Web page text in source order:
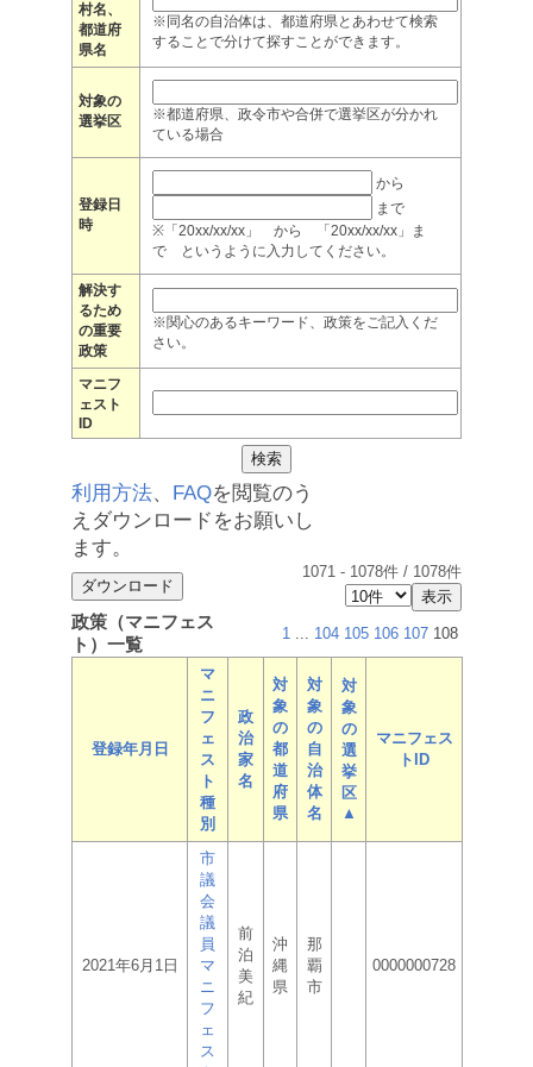
村名、
都道府
県名
※同名の自治体は、都道府県とあわせて検索
することで分けて探すことができます。
対象の
選挙区
※都道府県、政令市や合併で選挙区が分かれ
ている場合
登録日
時
から
まで
※「20xx/xx/xx」 から 「20xx/xx/xx」ま
で というように入力してください。
解決す
るため
の重要
政策
※関心のあるキーワード、政策をご記入くだ
さい。
マニフ
ェスト
ID
利用方法、 FAQを閲覧のう
えダウンロードをお願いし
ます。
1071 - 1078件 / 1078件
政策（マニフェス
ト）一覧
1 ... 104 105 106 107 108
登録年月日
マ
ニ
フ
ェ
ス
ト
種
別
政
治
家
名
対
象
の
都
道
府
県
対
象
の
自
治
体
名
対
象
の
選
挙
区
▲
マニフェス
トID
2021年6月1日
市
議
会
議
員
マ
ニ
フ
ェ
ス
前
泊
美
紀
沖
縄
県
那
覇
市
0000000728